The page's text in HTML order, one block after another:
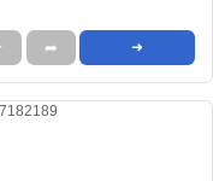
➦ ➜